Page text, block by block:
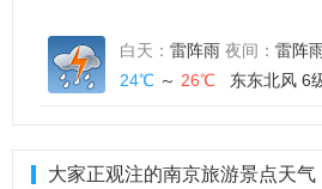
白天： 雷阵雨 夜间： 雷阵
24℃ ～ 26℃ 东东北风 6
大家正观注的南京旅游景点天气